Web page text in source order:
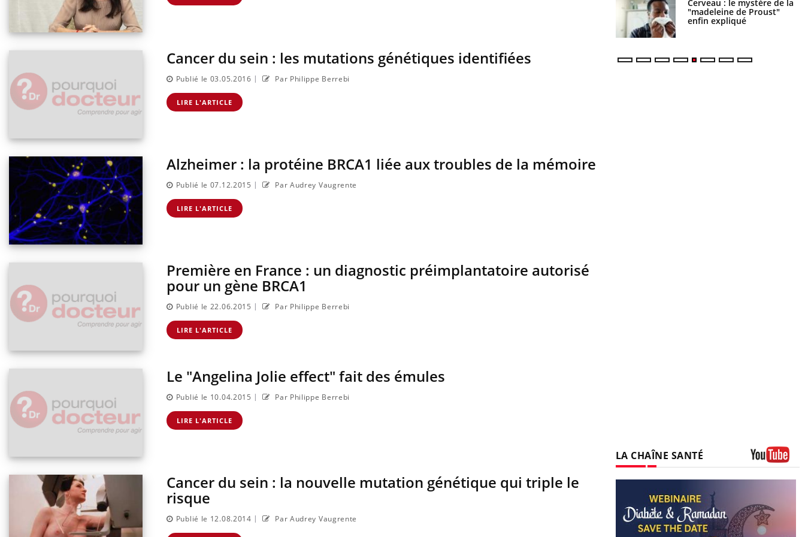
Cancer du sein : les mutations génétiques identifiées
Publié le 03.05.2016 | Par Philippe Berrebi
LIRE L'ARTICLE
Alzheimer : la protéine BRCA1 liée aux troubles de la mémoire
Publié le 07.12.2015 | Par Audrey Vaugrente
LIRE L'ARTICLE
Première en France : un diagnostic préimplantatoire autorisé
pour un gène BRCA1
Publié le 22.06.2015 | Par Philippe Berrebi
LIRE L'ARTICLE
Le "Angelina Jolie effect" fait des émules
Publié le 10.04.2015 | Par Philippe Berrebi
LIRE L'ARTICLE
Cancer du sein : la nouvelle mutation génétique qui triple le
risque
Publié le 12.08.2014 | Par Audrey Vaugrente
Grossesse et chaleur : ce
que dit la science
Cerveau : le mystère de la
"madeleine de Proust"
enfin expliqué
LA CHAÎNE SANTÉ